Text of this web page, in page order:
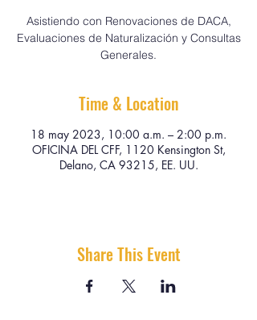
Asistiendo con Renovaciones de DACA,
Evaluaciones de Naturalización y Consultas
Generales.
Time & Location
18 may 2023, 10:00 a.m. – 2:00 p.m.
OFICINA DEL CFF, 1120 Kensington St,
Delano, CA 93215, EE. UU.
Share This Event